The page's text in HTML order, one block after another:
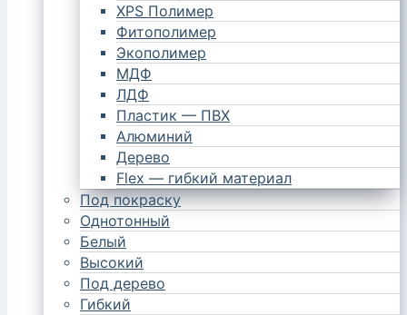
XPS Полимер
Фитополимер
Экополимер
МДФ
ЛДФ
Пластик — ПВХ
Алюминий
Дерево
Flex — гибкий материал
Под покраску
Однотонный
Белый
Высокий
Под дерево
Гибкий